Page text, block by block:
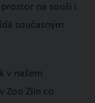
na souši i
současným
v našem
Zoo Zlín co